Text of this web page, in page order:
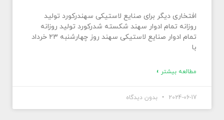
افتخاری دیگر برای صنایع لاستیکی سهندرکورد تولید
روزانه تمام ادوار سهند شکسته شدرکورد تولید روزانه
تمام ادوار صنایع لاستیکی سهند روز چهارشنبه ۲۳ خرداد
با
مطالعه بیشتر »
2024-06-17 بدون دیدگاه